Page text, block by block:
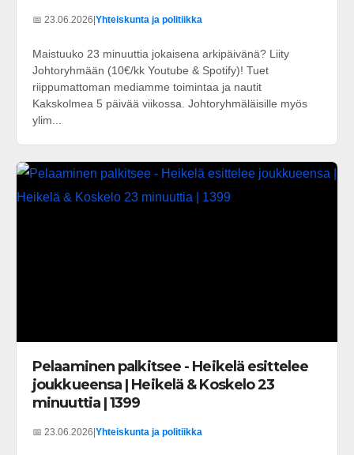
📅 23.06.2026|Yhteiskunta ja politiikka
Maistuuko 23 minuuttia jokaisena arkipäivänä? Liity
Johtoryhmään (10€/kk Youtube & Spotify)! Tuet
riippumattoman mediamme toimintaa ja nautit
Kakskolmea 5 päivää viikossa. Johtoryhmäläisille myös
ylim...
Pelaaminen palkitsee - Heikelä esittelee
joukkueensa | Heikelä & Koskelo 23
minuuttia | 1399
📅 23.06.2026 Yhteiskunta ja politiikka